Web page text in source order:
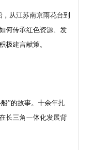
从江苏南京雨花台到
何传承红色资源、发
极建言献策。
”的故事。十余年扎
长三角一体化发展背